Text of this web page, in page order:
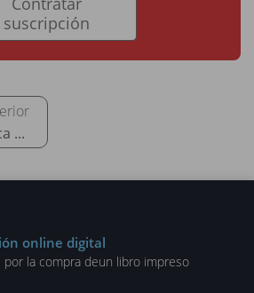
suscripción
Límites, ética y cumplimiento normativo
online digital
por la compra deun libro impreso